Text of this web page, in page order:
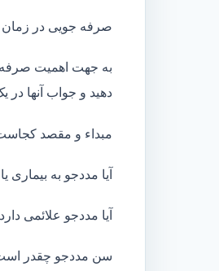
صرفه جویی در زمان
به جهت اهمیت صرفه
دهید و جواب آنها در
مبداء و مقصد
آیا مددجو به بیماری
آیا مددجو علائمی
سن مددجو چقدر